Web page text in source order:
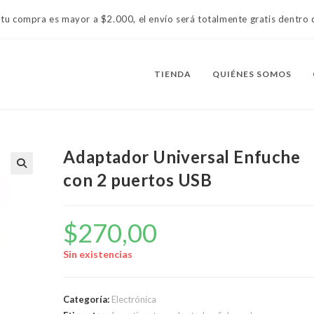
compra es mayor a $2.000, el envío será totalmente gratis dentro
TIENDA QUIÉNES SOMOS
Adaptador Universal Enfuche
con 2 puertos USB
$270,00
Sin existencias
Categoría: Electrónica